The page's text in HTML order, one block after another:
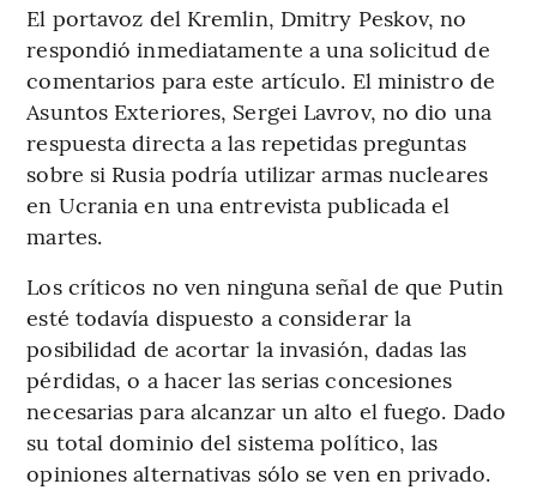
El portavoz del Kremlin, Dmitry Peskov, no
respondió inmediatamente a una solicitud de
comentarios para este artículo. El ministro de
Asuntos Exteriores, Sergei Lavrov, no dio una
respuesta directa a las repetidas preguntas
sobre si Rusia podría utilizar armas nucleares
en Ucrania en una entrevista publicada el
martes.
Los críticos no ven ninguna señal de que Putin
esté todavía dispuesto a considerar la
posibilidad de acortar la invasión, dadas las
pérdidas, o a hacer las serias concesiones
necesarias para alcanzar un alto el fuego. Dado
su total dominio del sistema político, las
opiniones alternativas sólo se ven en privado.